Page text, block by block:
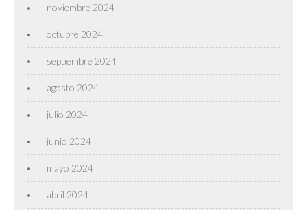
noviembre 2024
octubre 2024
septiembre 2024
agosto 2024
julio 2024
junio 2024
mayo 2024
abril 2024